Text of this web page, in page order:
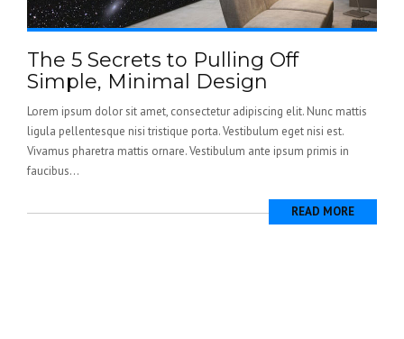
The 5 Secrets to Pulling Off
Simple, Minimal Design
Lorem ipsum dolor sit amet, consectetur adipiscing elit. Nunc mattis
ligula pellentesque nisi tristique porta. Vestibulum eget nisi est.
Vivamus pharetra mattis ornare. Vestibulum ante ipsum primis in
faucibus...
READ MORE